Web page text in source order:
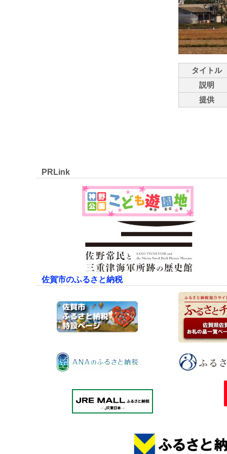
タイトル
説明
提供
PRLink
佐賀市のふるさと納税